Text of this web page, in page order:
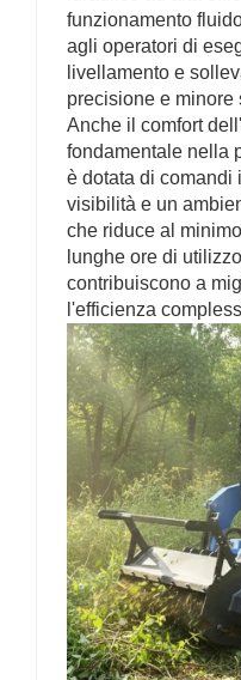
funzionamento
agli operatori di
livellamento e
precisione e minore
Anche il comfort
fondamentale nella
è dotata di comandi
visibilità e un
che riduce al
lunghe ore di
contribuiscono a
l'efficienza